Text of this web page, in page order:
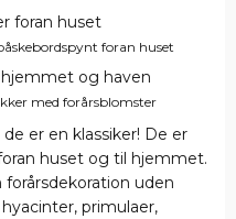
foran huset
med forårsblomster
er en klassiker! De er
huset og til hjemmet.
uden
primulaer,